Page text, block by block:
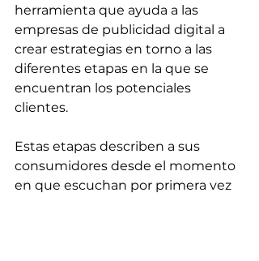
herramienta que ayuda a las
empresas de publicidad digital a
crear estrategias en torno a las
diferentes etapas en la que se
encuentran los potenciales
clientes.
Estas etapas describen a sus
consumidores desde el momento
en que escuchan por primera vez